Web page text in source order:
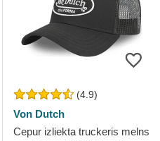
(4.9)
Von Dutch
Cepur izliekta truckeris melns